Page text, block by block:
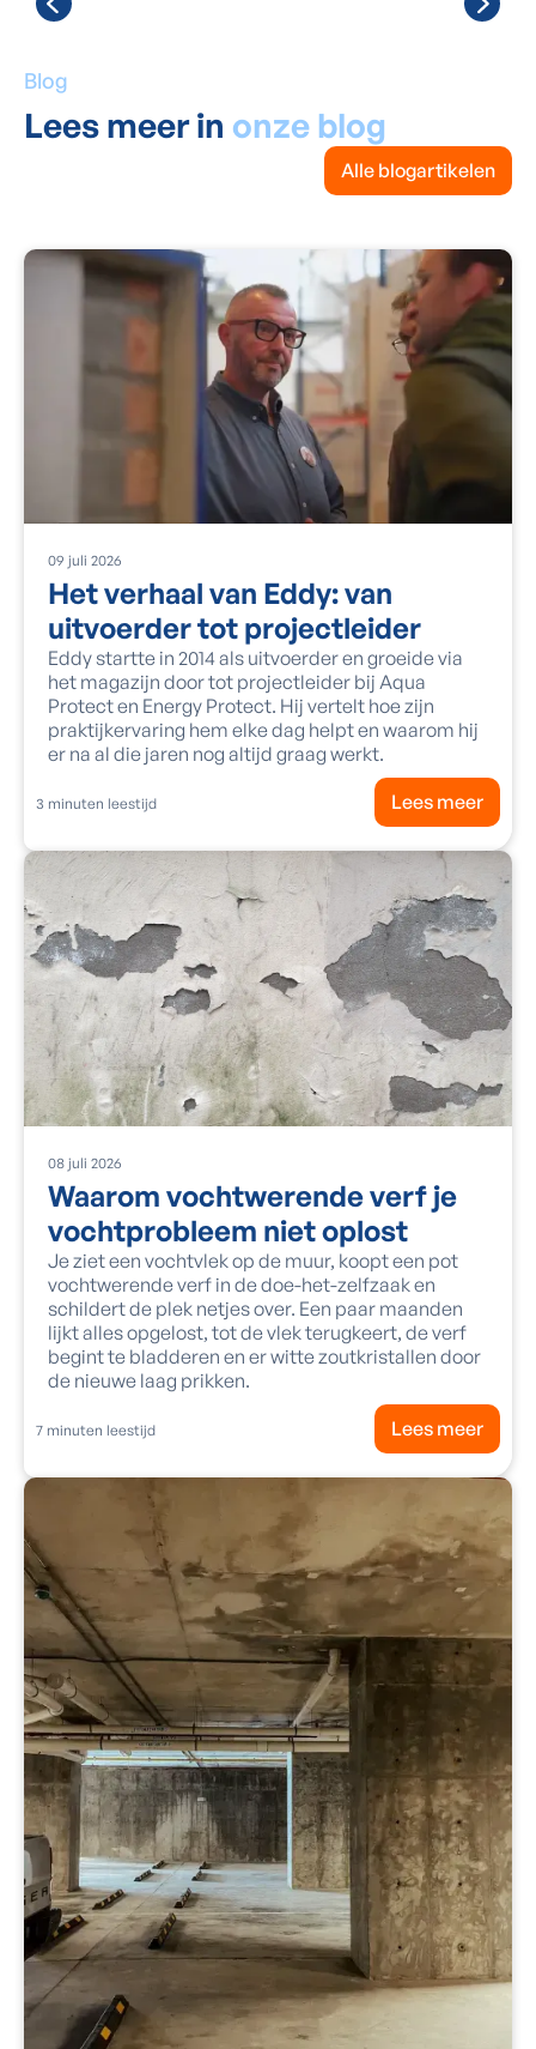
Blog
Lees meer in onze blog
Alle blogartikelen
09 juli 2026
Het verhaal van Eddy: van
uitvoerder tot projectleider
Eddy startte in 2014 als uitvoerder en groeide via
het magazijn door tot projectleider bij Aqua
Protect en Energy Protect. Hij vertelt hoe zijn
praktijkervaring hem elke dag helpt en waarom hij
er na al die jaren nog altijd graag werkt.
3 minuten leestijd Lees meer
08 juli 2026
Waarom vochtwerende verf je
vochtprobleem niet oplost
Je ziet een vochtvlek op de muur, koopt een pot
vochtwerende verf in de doe-het-zelfzaak en
schildert de plek netjes over. Een paar maanden
lijkt alles opgelost, tot de vlek terugkeert, de verf
begint te bladderen en er witte zoutkristallen door
de nieuwe laag prikken.
7 minuten leestijd Lees meer